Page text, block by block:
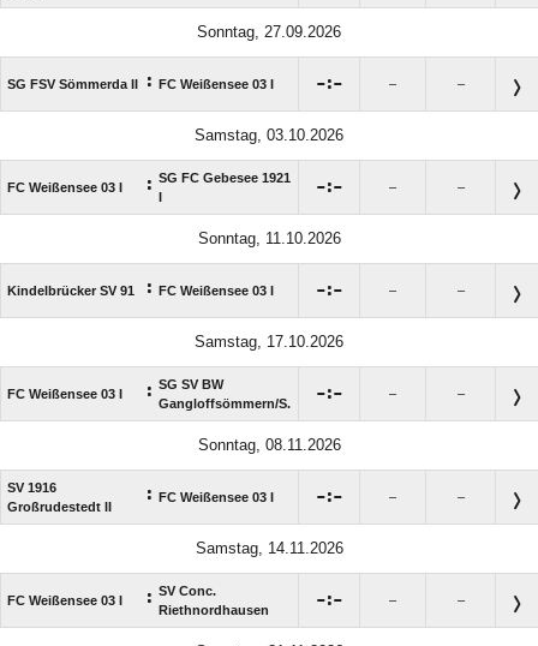
Sonntag, 27.09.2026
SG FSV Sömmerda II : FC Weißensee 03 I : – –
Samstag, 03.10.2026
FC Weißensee 03 I : SG FC Gebesee 1921
: – –
Sonntag, 11.10.2026
Kindelbrücker SV 91 : FC Weißensee 03 I : – –
Samstag, 17.10.2026
FC Weißensee 03 I : SG SV BW
Gangloffsömmern/​S.
: – –
Sonntag, 08.11.2026
SV 1916
Großrudestedt II
: FC Weißensee 03 I : – –
Samstag, 14.11.2026
FC Weißensee 03 I : SV Conc.
Riethnordhausen
: – –